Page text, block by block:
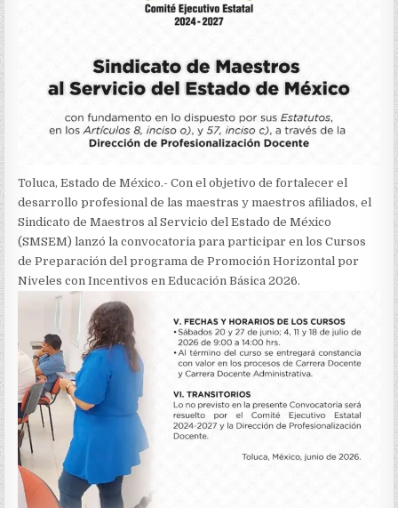
Toluca, Estado de México.- Con el objetivo de fortalecer el
desarrollo profesional de las maestras y maestros afiliados, el
Sindicato de Maestros al Servicio del Estado de México
(SMSEM) lanzó la convocatoria para participar en los Cursos
de Preparación del programa de Promoción Horizontal por
Niveles con Incentivos en Educación Básica 2026.